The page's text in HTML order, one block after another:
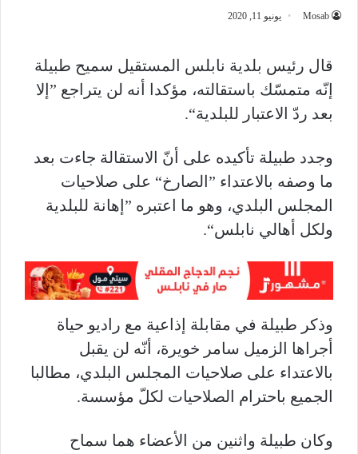
Mosab يونيو 11, 2020
قال رئيس بلدية نابلس المستقيل سميح طبيلة
إنّه متمسّك باستقالته، مؤكدا أنه لن يتراجع ” إلا
بعد ردّ الاعتبار للبلدية“.
وجدد طبيلة تأكيده على أنّ الاستقالة جاءت بعد
ما وصفه بالاعتداء ” الصارخ“ على صلاحيات
المجلس البلدي، وهو ما اعتبره ” إهانة للبلدية
ولكل أهالي نابلس“.
وذكر طبيلة في مقابلة إذاعية مع راديو حياة
أجراها الزميل سامر خويرة، أنّه لن يقبل
بالاعتداء على صلاحيات المجلس البلدي، مطالبا
الجميع باحترام الصلاحيات لكلّ مؤسسة.
وكان طبيلة واثنين من الأعضاء هما سماح